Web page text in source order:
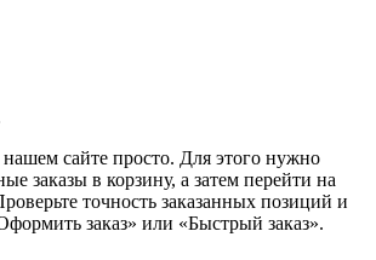
сайте просто. Для этого нужно
заказы в корзину, а затем перейти на
точность заказанных позиций и
заказ» или «Быстрый заказ».